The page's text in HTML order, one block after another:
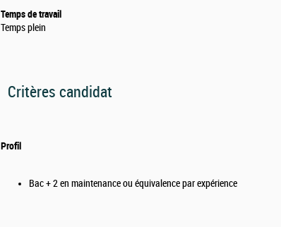
Temps de travail
Temps plein
Critères candidat
Profil
Bac + 2 en maintenance ou équivalence par expérience